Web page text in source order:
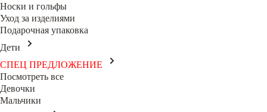
Носки и гольфы
Уход за изделиями
Подарочная упаковка
Дети
СПЕЦ ПРЕДЛОЖЕНИЕ
Посмотреть все
Девочки
Мальчики